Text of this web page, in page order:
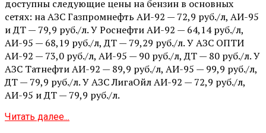
доступны следующие цены на бензин в основных
сетях: на АЗС Газпромнефть АИ-92 — 72,9 руб./л, АИ-95
и ДТ — 79,9 руб./л. У Роснефти АИ-92 — 64,14 руб./л,
АИ-95 — 68,19 руб./л, ДТ — 79,29 руб./л. У АЗС ОПТИ
АИ-92 — 73,0 руб./л, АИ-95 — 90 руб./л, ДТ — 80 руб./л. У
АЗС Татнефти АИ-92 — 89,9 руб./л, АИ-95 — 99,9 руб./л,
ДТ — 79,9 руб./л. У АЗС ЛигаОйл АИ-92 — 72,9 руб./л,
АИ-95 и ДТ — 79,9 руб./л.
Читать далее...